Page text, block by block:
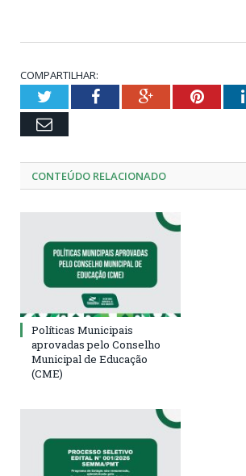
COMPARTILHAR:
TwitterFacebookGoogle+
Email
CONTEÚDO RELACIONADO
Políticas Municipais
aprovadas pelo Conselho
Municipal de Educação
(CME)